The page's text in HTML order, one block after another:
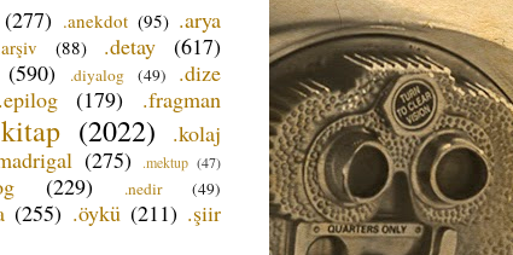
(277) .anekdot (95) .arya
(88) .detay
(617)
(590) .diyalog (49)
.dize
.epilog (179)
.fragman
(2022)
.kolaj
(275) .mektup (47)
(229) .nedir (49)
(255) .öykü (211) .şiir